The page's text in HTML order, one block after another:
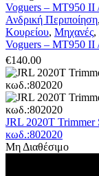
Voguers – MT950 II
Ανδρική Περιποίηση,
Κουρείου, Μηχανές,
Voguers – MT950 II
€140.00
JRL 2020T Trimmer
κωδ.:802020
Μη Διαθέσιμο